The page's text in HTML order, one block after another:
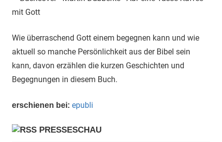
Wie überraschend Gott einem begegnen kann und wie
aktuell so manche Persönlichkeit aus der Bibel sein
kann, davon erzählen die kurzen Geschichten und
Begegnungen in diesem Buch.
erschienen bei: epubli
PRESSESCHAU